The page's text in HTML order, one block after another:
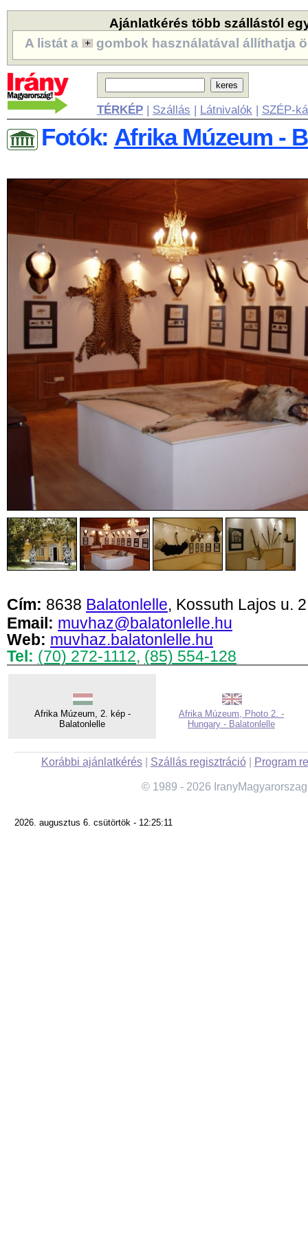
Ajánlatkérés több szállástól
A listát a
gombok használatával állíthatja
TÉRKÉP| Szállás | Látnivalók | SZÉP-
Fotók: Afrika Múzeum -
Cím: 8638 Balatonlelle, Kossuth Lajos u.
Email: muvhaz@balatonlelle.hu
Web: muvhaz.balatonlelle.hu
Tel: (70) 272-1112, (85) 554-128
Afrika Múzeum, 2. kép -
Balatonlelle
Afrika Múzeum, Photo 2. -
Hungary - Balatonlelle
Korábbi ajánlatkérés| Szállás regisztráció| Program
© 1989 - 2026
2026. augusztus 6. csütörtök - 12:25:11